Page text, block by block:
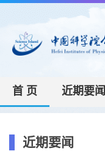
首 页 近期要闻
近期要闻